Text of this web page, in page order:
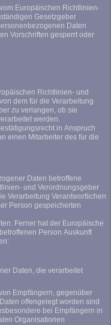
Europäischen Richtlinien-
Gesetzgeber
Daten
Vorschriften gesperrt oder
Richtlinien- und
dem für die Verarbeitung
zu verlangen, ob sie
werden.
in Anspruch
einen Mitarbeiter des für die
Daten betroffene
und Verordnungsgeber
Verarbeitung Verantwortlichen
Person gespeicherten
Ferner hat der Europäische
Person Auskunft
Daten, die verarbeitet
Empfängern, gegenüber
offengelegt worden sind
bei Empfängern in
Organisationen